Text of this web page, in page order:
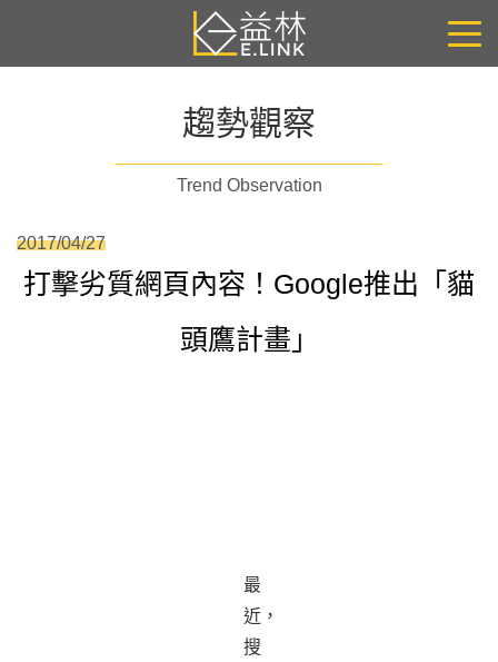
趨勢觀察
Trend Observation
2017/04/27
打擊劣質網頁內容！Google推出「貓
頭鷹計畫」
最
近，
搜